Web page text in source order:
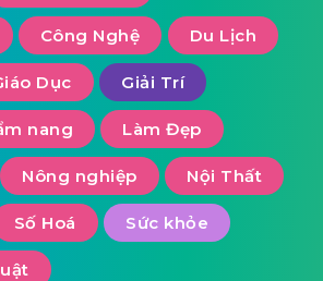
Công Nghệ Du Lịch
Dục Giải Trí
nang Làm Đẹp
Nông nghiệp Nội Thất
Số Hoá Sức khỏe